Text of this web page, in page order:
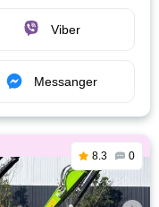
Viber
Messanger
8.3 0